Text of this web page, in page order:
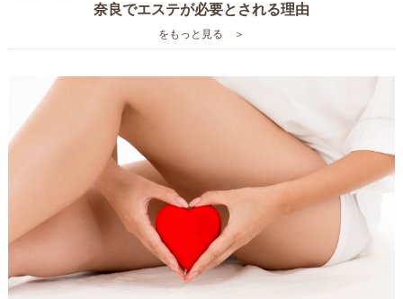
奈良でエステが必要とされる理由
をもっと見る ＞